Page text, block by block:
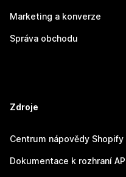
Marketing a konverze
Správa obchodu
Zdroje
Centrum nápovědy Shopify
Dokumentace k rozhraní